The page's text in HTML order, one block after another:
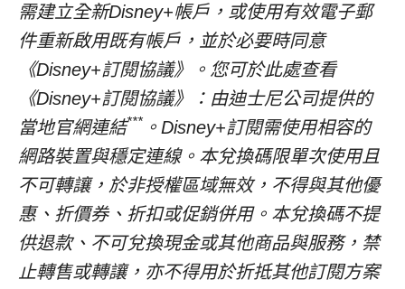
需建立全新Disney+帳戶，或使用有效電子郵
件重新啟用既有帳戶，並於必要時同意
《Disney+訂閱協議》。您可於此處查看
《Disney+訂閱協議》：由迪士尼公司提供的
當地官網連結*** 。Disney+訂閱需使用相容的
網路裝置與穩定連線。本兌換碼限單次使用且
不可轉讓，於非授權區域無效，不得與其他優
惠、折價券、折扣或促銷併用。本兌換碼不提
供退款、不可兌換現金或其他商品與服務，禁
止轉售或轉讓，亦不得用於折抵其他訂閱方案